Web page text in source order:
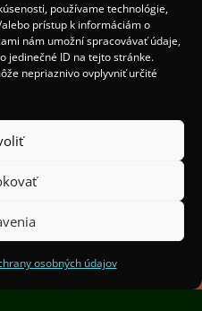
používame technológie,
prístup k informáciám o
nám umožní spracovávať údaje,
jedinečné ID na tejto stránke.
nepriaznivo ovplyvniť určité
osobných údajov
Žilina a OOCR Malá
Světelného Designu